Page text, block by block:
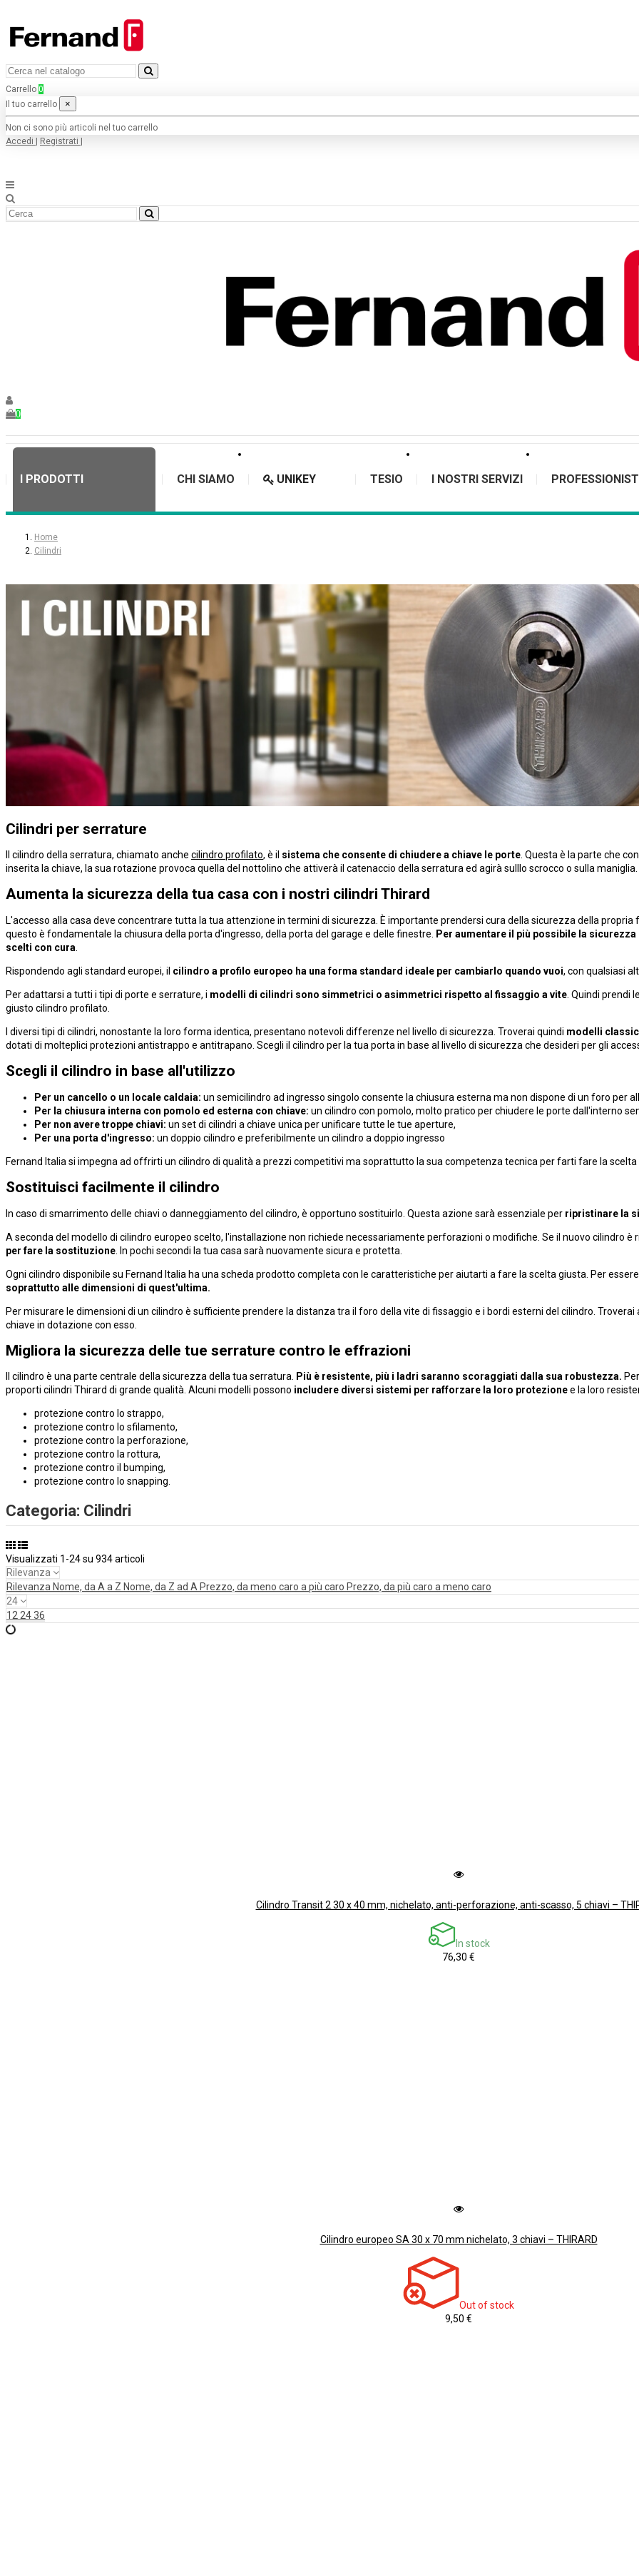
Carrello 0
Il tuo carrello
×
Non ci sono più articoli nel tuo carrello
Accedi
Registrati
0
I PRODOTTI CHI SIAMO UNIKEY TESIO I NOSTRI SERVIZI PROFESSIONISTI
Home
Cilindri
Cilindri per serrature
Il cilindro della serratura, chiamato anche cilindro profilato, è il sistema che consente di chiudere a chiave le porte . Questa è la parte che
inserita la chiave, la sua rotazione provoca quella del nottolino che attiverà il catenaccio della serratura ed agirà sulllo scrocco o sulla maniglia.
Aumenta la sicurezza della tua casa con i nostri cilindri Thirard
L'accesso alla casa deve concentrare tutta la tua attenzione in termini di sicurezza. È importante prendersi cura della sicurezza della
questo è fondamentale la chiusura della porta d'ingresso, della porta del garage e delle finestre.
Per aumentare il più possibile la
scelti con cura
Rispondendo agli standard europei, il cilindro a profilo europeo ha una forma standard ideale per cambiarlo quando vuoi, con qualsiasi
Per adattarsi a tutti i tipi di porte e serrature, i modelli di cilindri sono simmetrici o asimmetrici rispetto al fissaggio a vite . Quindi prendi
giusto cilindro profilato.
I diversi tipi di cilindri, nonostante la loro forma identica, presentano notevoli differenze nel livello di sicurezza. Troverai quindi modelli
dotati di molteplici protezioni antistrappo e antitrapano. Scegli il cilindro per la tua porta in base al livello di sicurezza che desideri per gli
Scegli il cilindro in base all'utilizzo
Per un cancello o un locale caldaia: un semicilindro ad ingresso singolo consente la chiusura esterna ma non dispone di un foro per
Per la chiusura interna con pomolo ed esterna con chiave: un cilindro con pomolo, molto pratico per chiudere le porte dall'interno
Per non avere troppe chiavi: un set di cilindri a chiave unica per unificare tutte le tue aperture,
Per una porta d'ingresso: un doppio cilindro e preferibilmente un cilindro a doppio ingresso
Fernand Italia si impegna ad offrirti un cilindro di qualità a prezzi competitivi ma soprattutto la sua competenza tecnica per farti fare la scelta
Sostituisci facilmente il cilindro
In caso di smarrimento delle chiavi o danneggiamento del cilindro, è opportuno sostituirlo. Questa azione sarà essenziale per ripristinare la
A seconda del modello di cilindro europeo scelto, l'installazione non richiede necessariamente perforazioni o modifiche. Se il nuovo cilindro
per fare la sostituzione . In pochi secondi la tua casa sarà nuovamente sicura e protetta.
Ogni cilindro disponibile su Fernand Italia ha una scheda prodotto completa con le caratteristiche per aiutarti a fare la scelta giusta. Per
soprattutto alle dimensioni di quest'ultima.
Per misurare le dimensioni di un cilindro è sufficiente prendere la distanza tra il foro della vite di fissaggio e i bordi esterni del cilindro.
chiave in dotazione con esso.
Migliora la sicurezza delle tue serrature contro le effrazioni
Il cilindro è una parte centrale della sicurezza della tua serratura. Più è resistente, più i ladri saranno scoraggiati dalla sua robustezza.
proporti cilindri Thirard di grande qualità. Alcuni modelli possono includere diversi sistemi per rafforzare la loro protezionee la loro
protezione contro lo strappo,
protezione contro lo sfilamento,
protezione contro la perforazione,
protezione contro la rottura,
protezione contro il bumping,
protezione contro lo snapping.
Categoria: Cilindri
Visualizzati 1-24 su 934 articoli
Rilevanza
Rilevanza Nome, da A a Z Nome, da Z ad A Prezzo, da meno caro a più caro Prezzo, da più caro a meno caro
24
12 2436
Cilindro Transit 2 30 x 40 mm, nichelato, anti-perforazione, anti-scasso, 5 chiavi –
In stock
76,30 €
Cilindro europeo SA 30 x 70 mm nichelato, 3 chiavi – THIRARD
Out of stock
9,50 €